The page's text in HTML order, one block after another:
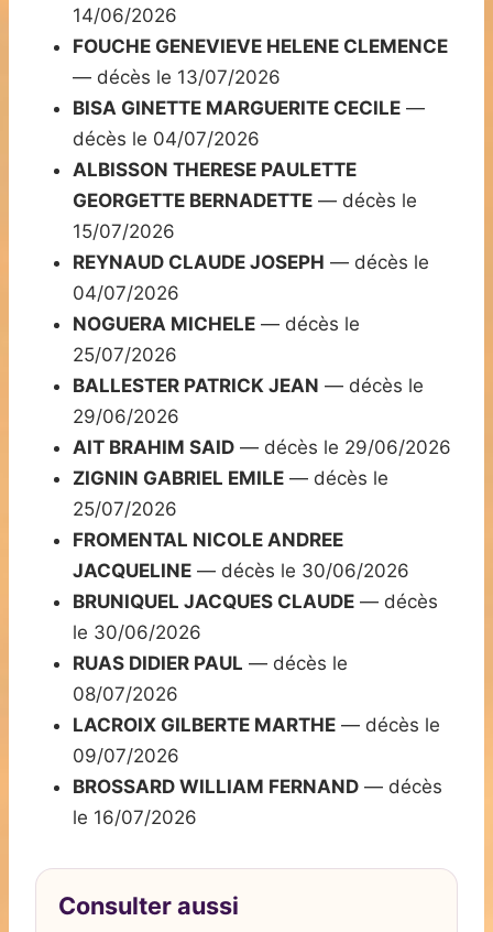
14/06/2026
FOUCHE GENEVIEVE HELENE CLEMENCE
— décès le 13/07/2026
BISA GINETTE MARGUERITE CECILE —
décès le 04/07/2026
ALBISSON THERESE PAULETTE
GEORGETTE BERNADETTE — décès le
15/07/2026
REYNAUD CLAUDE JOSEPH — décès le
04/07/2026
NOGUERA MICHELE — décès le
25/07/2026
BALLESTER PATRICK JEAN — décès le
29/06/2026
AIT BRAHIM SAID — décès le 29/06/2026
ZIGNIN GABRIEL EMILE — décès le
25/07/2026
FROMENTAL NICOLE ANDREE
JACQUELINE — décès le 30/06/2026
BRUNIQUEL JACQUES CLAUDE — décès
le 30/06/2026
RUAS DIDIER PAUL — décès le
08/07/2026
LACROIX GILBERTE MARTHE — décès le
09/07/2026
BROSSARD WILLIAM FERNAND — décès
le 16/07/2026
Consulter aussi